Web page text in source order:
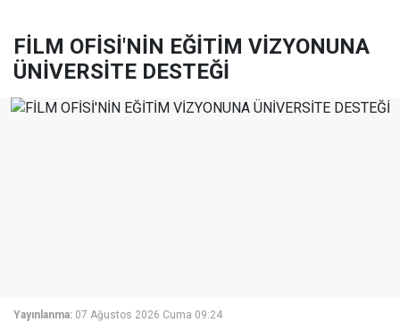
FİLM OFİSİ'NİN EĞİTİM VİZYONUNA
ÜNİVERSİTE DESTEĞİ
Yayınlanma: 07 Ağustos 2026 Cuma 09:24